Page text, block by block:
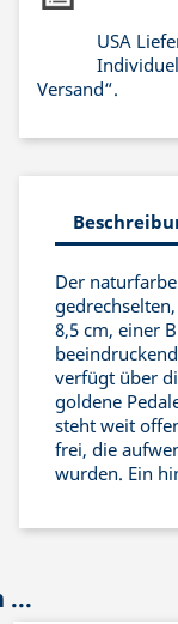
USA
Versand“.
Der
8,5 cm, einer
verfügt über
goldene
steht weit
frei, die
wurden. Ein
...